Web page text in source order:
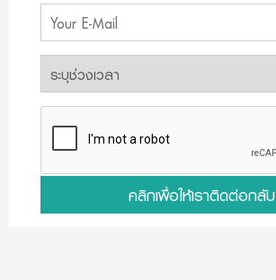
คลิกเพื่อให้เราติดต่อกลับ